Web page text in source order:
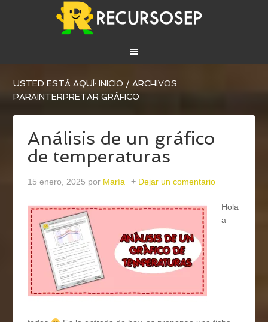
USTED ESTÁ AQUÍ:INICIO / ARCHIVOS
PARAINTERPRETAR GRÁFICO
Análisis de un gráfico
de temperaturas
15 enero, 2025 por María Dejar un comentario
Hola
a